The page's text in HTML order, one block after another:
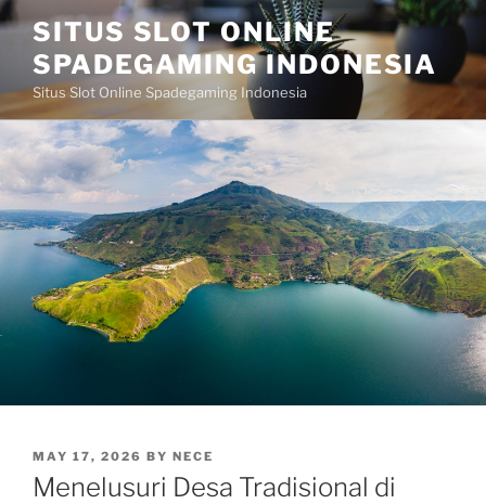
Skip
content
SITUS SLOT ONLINE
SPADEGAMING INDONESIA
Situs Slot Online Spadegaming Indonesia
POSTED
ON
MAY 17, 2026 BY NECE
Menelusuri Desa Tradisional di